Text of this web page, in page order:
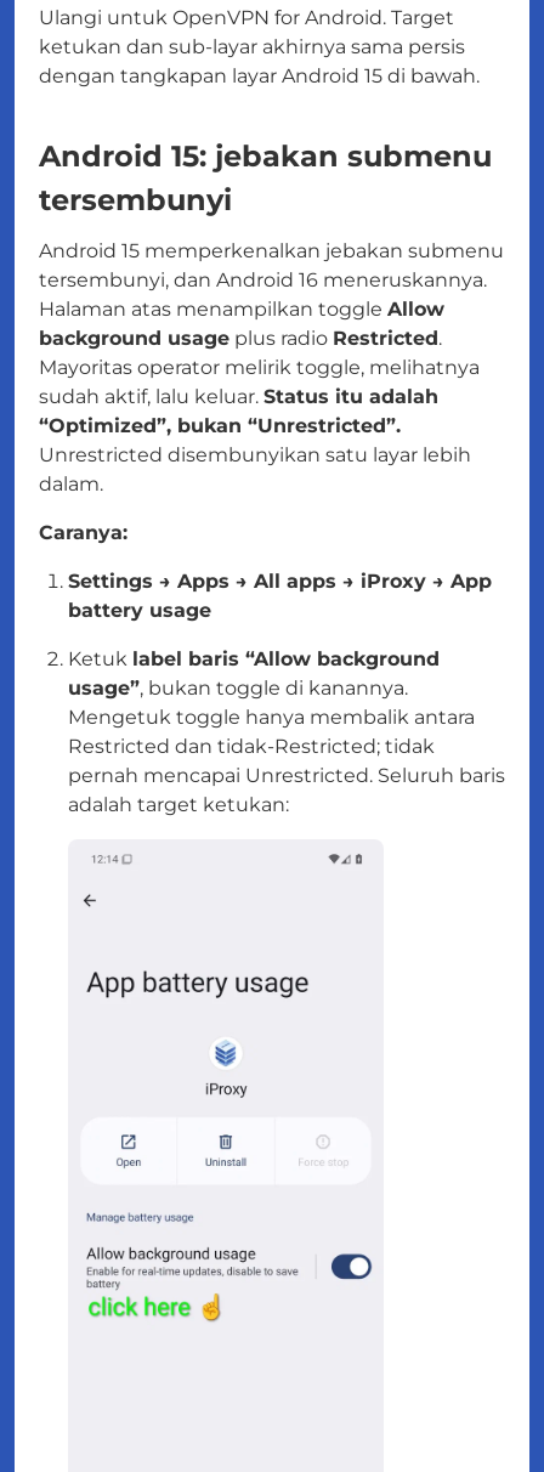
Ulangi untuk OpenVPN for Android. Target
ketukan dan sub-layar akhirnya sama persis
dengan tangkapan layar Android 15 di bawah.
Android 15: jebakan submenu
tersembunyi
Android 15 memperkenalkan jebakan submenu
tersembunyi, dan Android 16 meneruskannya.
Halaman atas menampilkan toggle Allow
background usage plus radio Restricted.
Mayoritas operator melirik toggle, melihatnya
sudah aktif, lalu keluar. Status itu adalah
“Optimized”, bukan “Unrestricted”.
Unrestricted disembunyikan satu layar lebih
dalam.
Caranya:
Settings → Apps → All apps → iProxy → App
battery usage
Ketuk label baris “Allow background
usage”, bukan toggle di kanannya.
Mengetuk toggle hanya membalik antara
Restricted dan tidak-Restricted; tidak
pernah mencapai Unrestricted. Seluruh baris
adalah target ketukan: